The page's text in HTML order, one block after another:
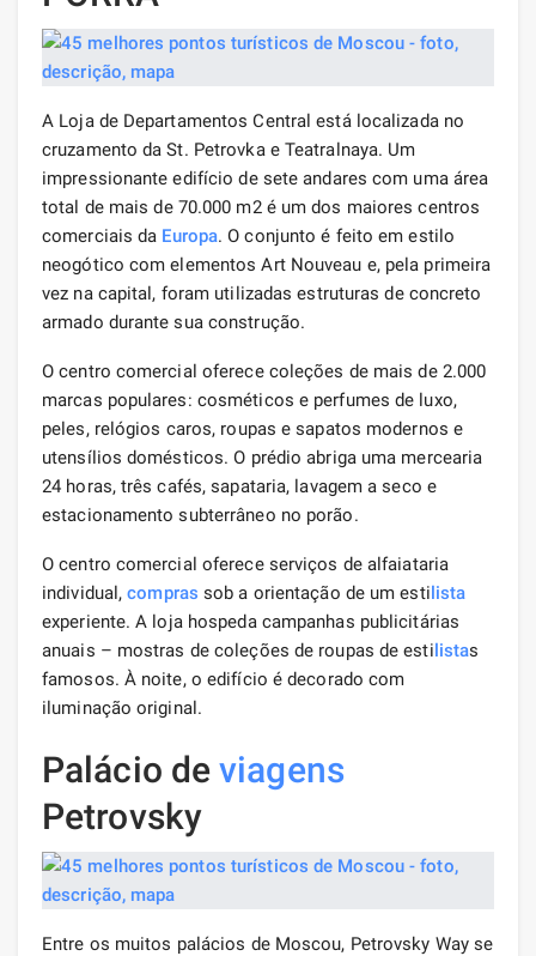
A Loja de Departamentos Central está localizada no
cruzamento da St. Petrovka e Teatralnaya. Um
impressionante edifício de sete andares com uma área
total de mais de 70.000 m2 é um dos maiores centros
comerciais da Europa. O conjunto é feito em estilo
neogótico com elementos Art Nouveau e, pela primeira
vez na capital, foram utilizadas estruturas de concreto
armado durante sua construção.
O centro comercial oferece coleções de mais de 2.000
marcas populares: cosméticos e perfumes de luxo,
peles, relógios caros, roupas e sapatos modernos e
utensílios domésticos. O prédio abriga uma mercearia
24 horas, três cafés, sapataria, lavagem a seco e
estacionamento subterrâneo no porão.
O centro comercial oferece serviços de alfaiataria
individual,compras sob a orientação de um estilista
experiente. A loja hospeda campanhas publicitárias
anuais – mostras de coleções de roupas de estilistas
famosos. À noite, o edifício é decorado com
iluminação original.
Palácio deviagens
Petrovsky
Entre os muitos palácios de Moscou, Petrovsky Way se